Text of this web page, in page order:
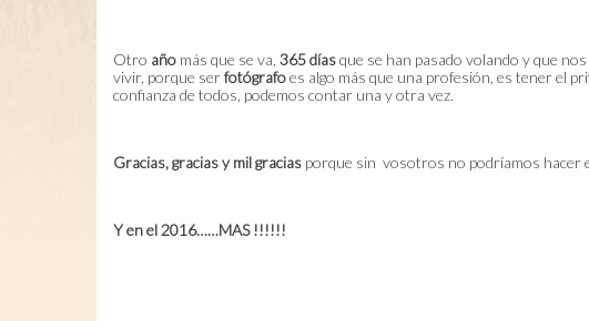
Otro año más que se va, 365 díasque se han pasado volando y que
vivir, porque serfotógrafoes algo más que una profesión, es tener el
confianza de todos, podemos contar una y otra vez.
Gracias, gracias y mil gracias porque sin vosotros no podríamos hacer
Y en el 2016……MAS !!!!!!